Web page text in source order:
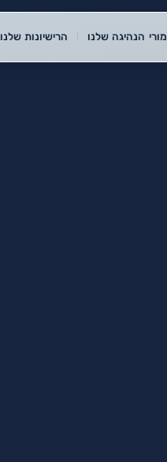
מורי הנהיגה שלנו הרישיונות שלנו